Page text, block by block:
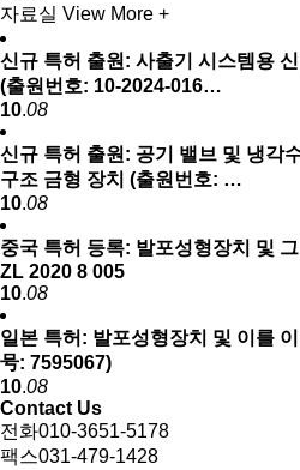
자료실 View More +
신규 특허 출원: 사출기 시스템용
(출원번호: 10-2024-016…
10.08
신규 특허 출원: 공기 밸브 및 냉각
구조 금형 장치 (출원번호: …
10.08
중국 특허 등록: 발포성형장치 및
ZL 2020 8 005
10.08
일본 특허: 발포성형장치 및 이를
号: 7595067)
10.08
Contact Us
전화010-3651-5178
팩스031-479-1428